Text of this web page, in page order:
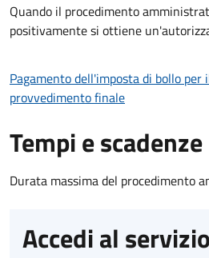
Quando il procedimento
positivamente si ottiene
Pagamento dell'imposta di bollo per
provvedimento finale
Tempi e scadenze
Durata massima del procedimento
Accedi al servizio